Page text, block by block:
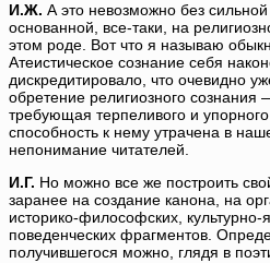
И.Ж. А это невозможно без
основанной, все-таки, на
этом роде. Вот что я называю
Атеистическое сознание себя
дискредитировало, что очевидно
обретение религиозного сознания
требующая терпеливого и
способность к нему утрачена в
непонимание читателей.
И.Г. Но можно все же построить
заранее на создание канона, на
историко-философских, культурно-
поведенческих фрагментов.
получившегося можно, глядя в